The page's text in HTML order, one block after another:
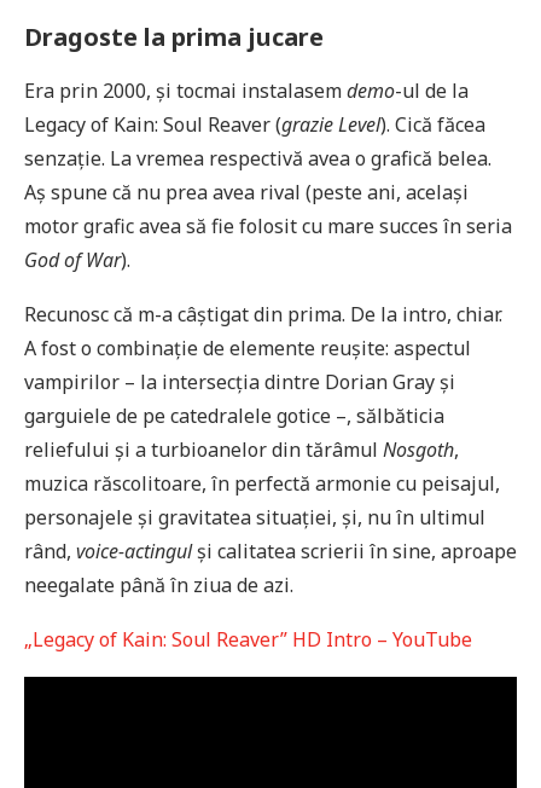
Dragoste la prima jucare
Era prin 2000, și tocmai instalasemdemo-ul de la
Legacy of Kain: Soul Reaver (grazie Level). Cică făcea
senzație. La vremea respectivă avea o grafică belea.
Aș spune că nu prea avea rival (peste ani, același
motor grafic avea să fie folosit cu mare succes în seria
God of War).
Recunosc că m-a câștigat din prima. De la intro, chiar.
A fost o combinație de elemente reușite: aspectul
vampirilor – la intersecția dintre Dorian Gray și
garguiele de pe catedralele gotice –, sălbăticia
reliefului și a turbioanelor din tărâmul Nosgoth,
muzica răscolitoare, în perfectă armonie cu peisajul,
personajele și gravitatea situației, și, nu în ultimul
rând, voice-actingulși calitatea scrierii în sine, aproape
neegalate până în ziua de azi.
„Legacy of Kain: Soul Reaver” HD Intro – YouTube